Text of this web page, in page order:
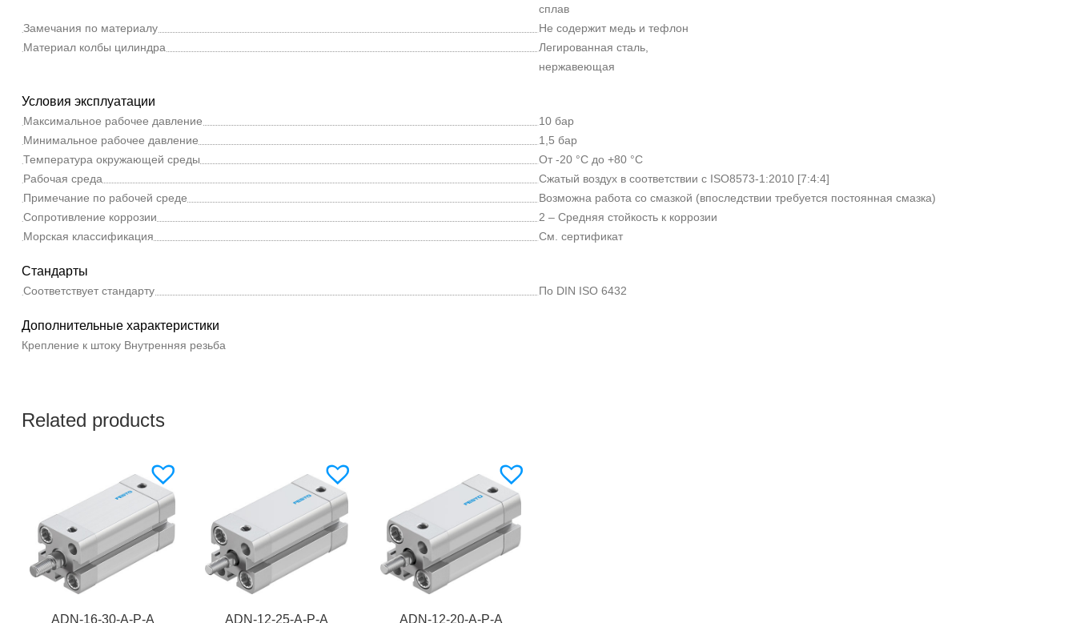
сплав
Замечания по материалу
Не содержит медь и тефлон
Материал колбы цилиндра
Легированная сталь,
нержавеющая
Условия эксплуатации
Максимальное рабочее давление
10 бар
Минимальное рабочее давление
1,5 бар
Температура окружающей среды
От -20 °C до +80 °C
Рабочая среда
Сжатый воздух в соответствии с ISO8573-1:2010 [7:4:4]
Примечание по рабочей среде
Возможна работа со смазкой (впоследствии требуется постоянная смазка)
Сопротивление коррозии
2 – Средняя стойкость к коррозии
Морская классификация
См. сертификат
Стандарты
Соответствует стандарту По DIN ISO 6432
Дополнительные характеристики
Крепление к штоку Внутренняя резьба
Related products
ADN-16-30-A-P-A
ADN-12-25-A-P-A
ADN-12-20-A-P-A